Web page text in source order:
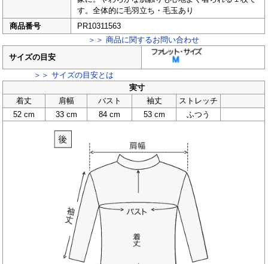
す。全体的に毛羽立ち・毛玉あり
商品番号
PR10311563
＞＞ 商品に関するお問い合わせ
サイズの目安
＞＞ サイズの目安とは
実寸
着丈
肩幅 バスト 袖丈
ストレッチ
52 cm
33 cm 84 cm 53 cm ふつう